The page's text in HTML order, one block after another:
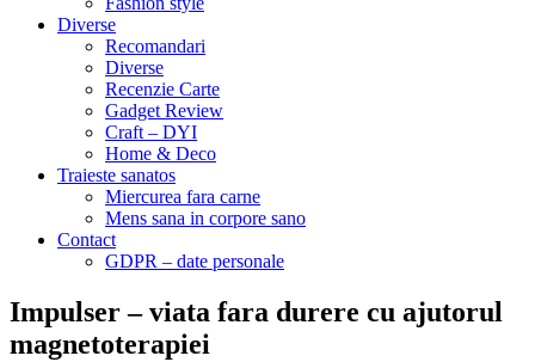
Diverse
Recomandari
Diverse
Recenzie Carte
Gadget Review
Craft – DYI
Home & Deco
Traieste sanatos
Miercurea fara carne
Mens sana in corpore sano
Contact
GDPR – date personale
Impulser – viata fara durere cu ajutorul
magnetoterapiei